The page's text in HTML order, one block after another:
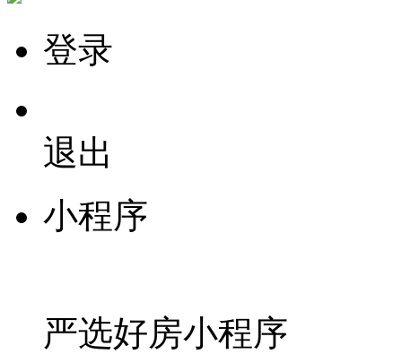
登录
退出
小程序
严选好房小程序